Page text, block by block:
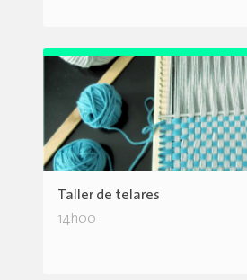
Taller de telares
14h00